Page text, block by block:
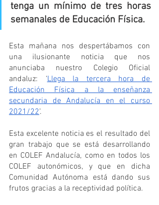
tenga un mínimo de tres horas
semanales de Educación Física.
Esta mañana nos despertábamos con
una ilusionante noticia que nos
anunciaba nuestro Colegio Oficial
andaluz: ‘Llega la tercera hora de
Educación Física a la enseñanza
secundaria de Andalucía en el curso
2021/22’.
Esta excelente noticia es el resultado del
gran trabajo que se está desarrollando
en COLEF Andalucía, como en todos los
COLEF autonómicos, y que en dicha
Comunidad Autónoma está dando sus
frutos gracias a la receptividad política.